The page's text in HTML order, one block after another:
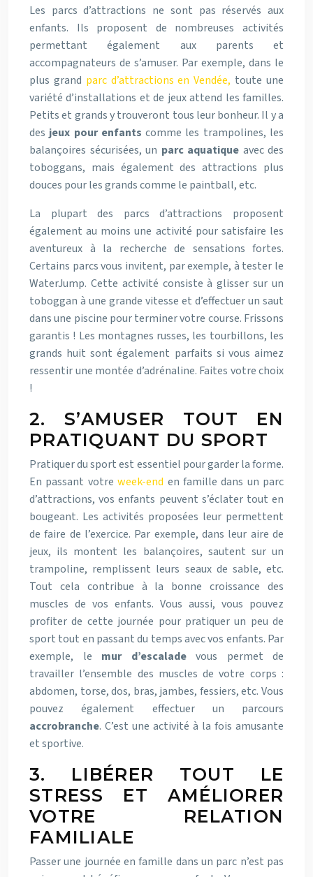
Les parcs d’attractions ne sont pas réservés aux
enfants. Ils proposent de nombreuses activités
permettant également aux parents et
accompagnateurs de s’amuser. Par exemple, dans le
plus grand parc d’attractions en Vendée, toute une
variété d’installations et de jeux attend les familles.
Petits et grands y trouveront tous leur bonheur. Il y a
des jeux pour enfants comme les trampolines, les
balançoires sécurisées, un parc aquatique avec des
toboggans, mais également des attractions plus
douces pour les grands comme le paintball, etc.
La plupart des parcs d’attractions proposent
également au moins une activité pour satisfaire les
aventureux à la recherche de sensations fortes.
Certains parcs vous invitent, par exemple, à tester le
WaterJump. Cette activité consiste à glisser sur un
toboggan à une grande vitesse et d’effectuer un saut
dans une piscine pour terminer votre course. Frissons
garantis ! Les montagnes russes, les tourbillons, les
grands huit sont également parfaits si vous aimez
ressentir une montée d’adrénaline. Faites votre choix
!
2. S’AMUSER TOUT EN
PRATIQUANT DU SPORT
Pratiquer du sport est essentiel pour garder la forme.
En passant votreweek-end en famille dans un parc
d’attractions, vos enfants peuvent s’éclater tout en
bougeant. Les activités proposées leur permettent
de faire de l’exercice. Par exemple, dans leur aire de
jeux, ils montent les balançoires, sautent sur un
trampoline, remplissent leurs seaux de sable, etc.
Tout cela contribue à la bonne croissance des
muscles de vos enfants. Vous aussi, vous pouvez
profiter de cette journée pour pratiquer un peu de
sport tout en passant du temps avec vos enfants. Par
exemple, le mur d’escaladevous permet de
travailler l’ensemble des muscles de votre corps :
abdomen, torse, dos, bras, jambes, fessiers, etc. Vous
pouvez également effectuer un parcours
accrobranche. C’est une activité à la fois amusante
et sportive.
3. LIBÉRER TOUT LE
STRESS ET AMÉLIORER
VOTRE RELATION
FAMILIALE
Passer une journée en famille dans un parc n’est pas